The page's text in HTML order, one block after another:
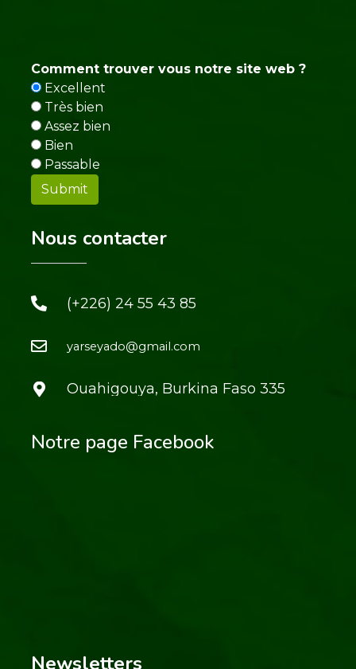
Comment trouver vous notre site web ?
Excellent
Très bien
Assez bien
Bien
Passable
Nous contacter
(+226) 24 55 43 85
yarseyado@gmail.com
Ouahigouya, Burkina Faso 335
Notre page Facebook
Newsletters